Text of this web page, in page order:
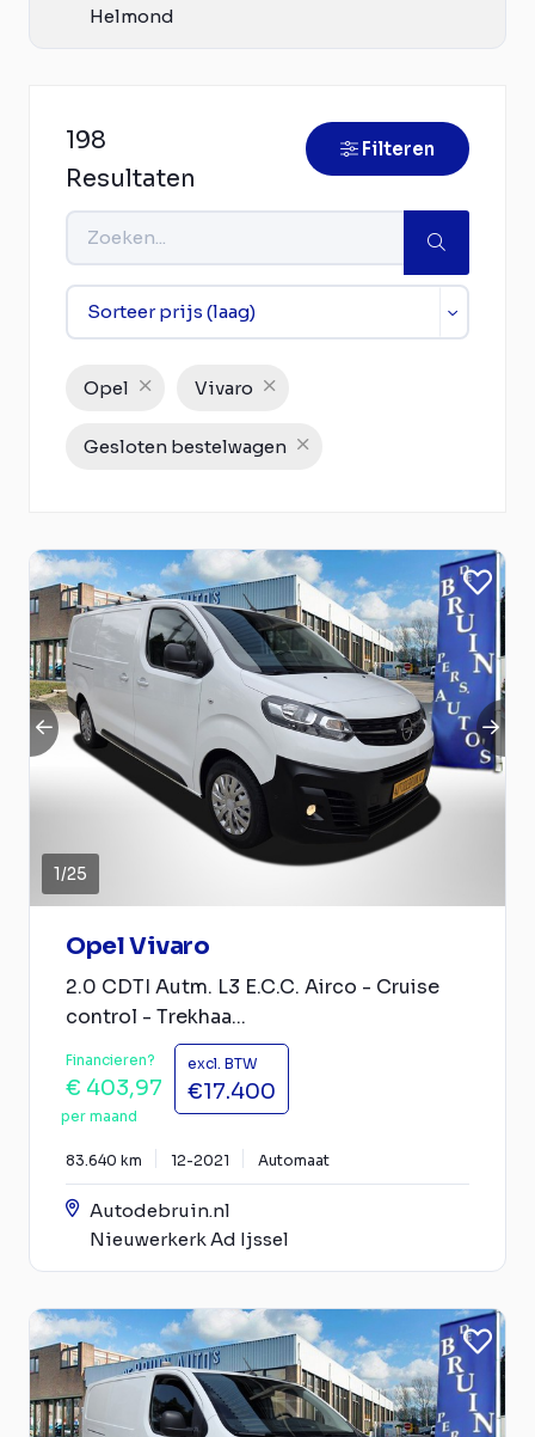
Helmond
198
Resultaten
Filteren
Opel Vivaro
Gesloten bestelwagen
1/25
Opel Vivaro
2.0 CDTI Autm. L3 E.C.C. Airco - Cruise
control - Trekhaa...
Financieren?
€ 403,97
per maand
excl. BTW
€17.400
83.640 km 12-2021 Automaat
Autodebruin.nl
Nieuwerkerk Ad Ijssel